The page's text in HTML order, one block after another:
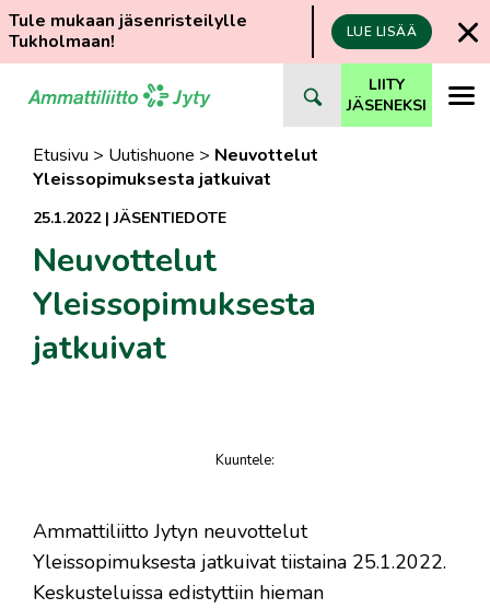
Tule mukaan jäsenristeilylle
Tukholmaan!
LUE LISÄÄ
suoraan
LIITY
JÄSENEKSI
Etusivu > Uutishuone > Neuvottelut
Yleissopimuksesta jatkuivat
25.1.2022|JÄSENTIEDOTE
Neuvottelut
Yleissopimuksesta
jatkuivat
Kuuntele:
​Ammattiliitto Jytyn neuvottelut
Yleissopimuksesta jatkuivat tiistaina 25.1.2022.
Keskusteluissa edistyttiin hieman